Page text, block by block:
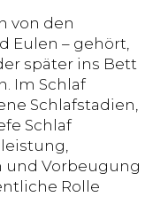
von den
Eulen – gehört,
später ins Bett
Im Schlaf
Schlafstadien,
Schlaf
und Vorbeugung
Rolle